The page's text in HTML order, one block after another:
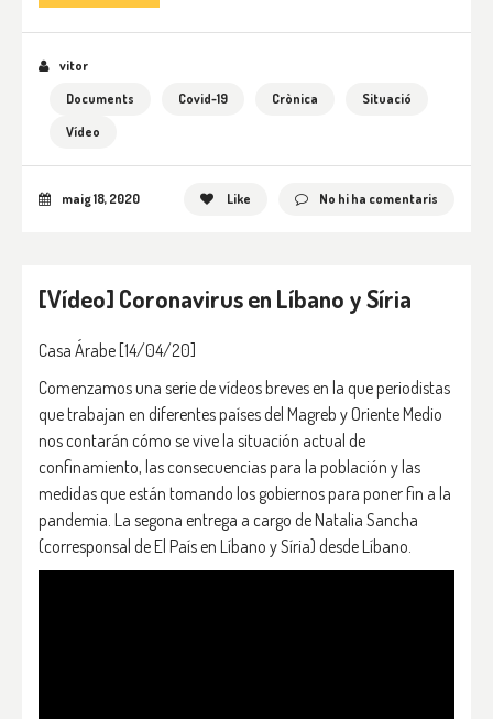
vitor
Documents
Covid-19 Crònica
Situació
Vídeo
maig 18, 2020 Like No hi ha comentaris
[Vídeo] Coronavirus en Líbano y Síria
Casa Árabe [14/04/20]
Comenzamos una serie de vídeos breves en la que periodistas
que trabajan en diferentes países del Magreb y Oriente Medio
nos contarán cómo se vive la situación actual de
confinamiento, las consecuencias para la población y las
medidas que están tomando los gobiernos para poner fin a la
pandemia. La segona entrega a cargo de Natalia Sancha
(corresponsal de El País en Líbano y Síria) desde Líbano.